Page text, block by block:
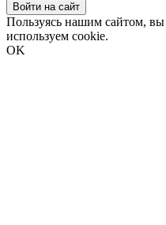
Войти на сайт
Пользуясь нашим сайтом, вы
используем cookie.
OK